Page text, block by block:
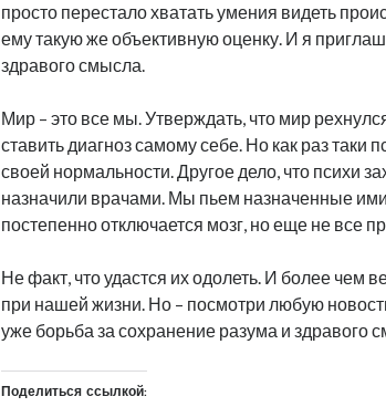
просто перестало хватать умения видеть
ему такую же объективную оценку. И я
здравого смысла.
Мир – это все мы. Утверждать, что мир
ставить диагноз самому себе. Но как раз таки
своей нормальности. Другое дело, что психи
назначили врачами. Мы пьем назначенные
постепенно отключается мозг, но еще не все
Не факт, что удастся их одолеть. И более чем
при нашей жизни. Но – посмотри любую
уже борьба за сохранение разума и здравого
Поделиться ссылкой: